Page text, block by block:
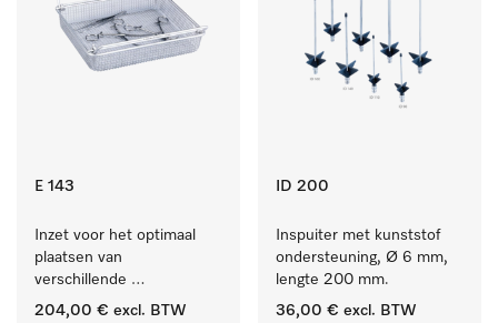
E 143
Inzet voor het optimaal
plaatsen van
verschillende
instrumenten.
204,00 € excl. BTW
ID 200
Inspuiter met kunststof
ondersteuning, Ø 6 mm,
lengte 200 mm.
36,00 € excl. BTW